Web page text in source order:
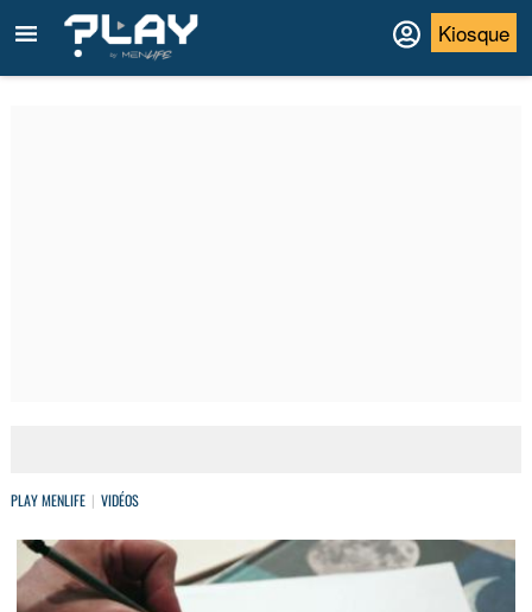
Kiosque
PLAY MENLIFE VIDÉOS